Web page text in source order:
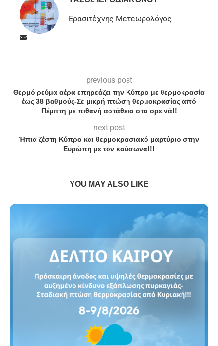
Ερασιτέχνης Μετεωρολόγος
previous post
Θερμό ρεύμα αέρα επηρεάζει την Κύπρο με θερμοκρασία
έως 38 βαθμούς-Σε μικρή πτώση θερμοκρασίας από
Πέμπτη με πιθανή αστάθεια στα ορεινά!!
next post
Ήπια ζέστη Κύπρο και θερμοκρασιακό μαρτύριο στην
Ευρώπη με τον καύσωνα!!!
YOU MAY ALSO LIKE